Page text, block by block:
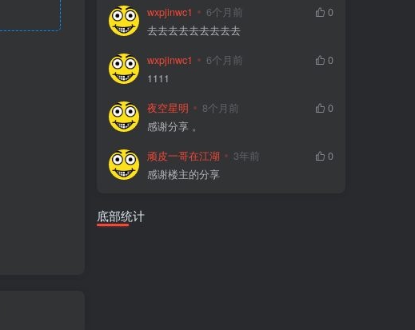
wxpjinwc1 6个月前
0
去去去去去去去去去
wxpjinwc1 6个月前
0
1111
夜空星明 8个月前
0
感谢分享 。
顽皮一哥在江湖 3年前
0
感谢楼主的分享
底部统计